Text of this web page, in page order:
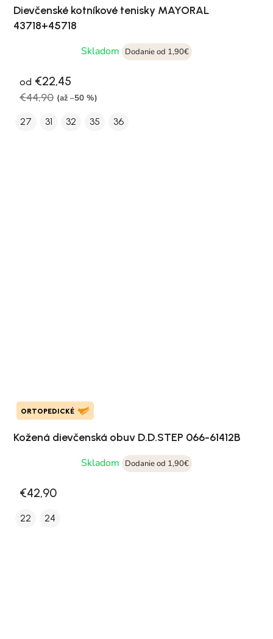
Dievčenské kotníkové tenisky MAYORAL
43718+45718
Skladom
Dodanie od 1,90€
od €22,45
€44,90 (až –50 %)
27 31 32 35 36
ORTOPEDICKÉ
Kožená dievčenská obuv D.D.STEP 066-61412B
Skladom
Dodanie od 1,90€
€42,90
22 24